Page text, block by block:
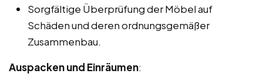
Sorgfältige Überprüfung der Möbel auf
Schäden und deren ordnungsgemäßer
Zusammenbau.
Auspacken und Einräumen: